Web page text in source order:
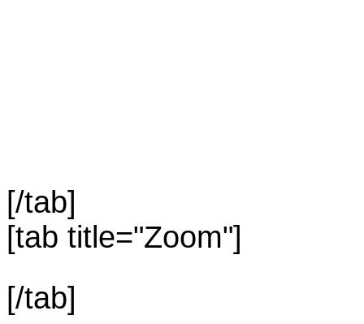
[/tab]
[tab title="Zoom"]
[/tab]